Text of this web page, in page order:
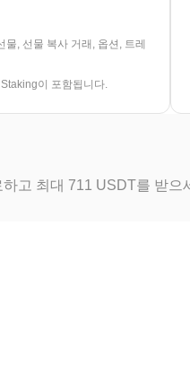
, 선물 복사 거래, 옵션, 트레
이 포함됩니다.
고 최대 711 USDT를 받으